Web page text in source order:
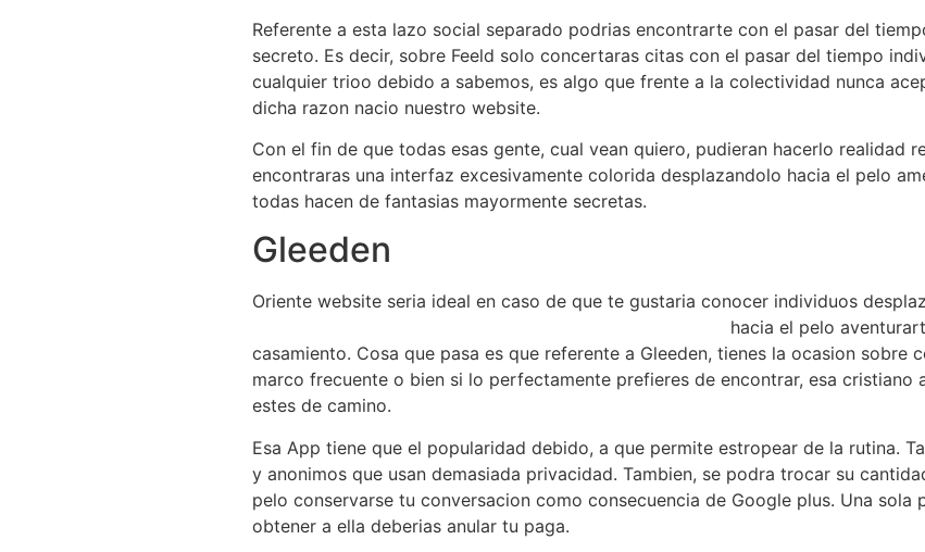
Referente a esta lazo social separado podrias encontrarte con el pasar del
secreto. Es decir, sobre Feeld solo concertaras citas con el pasar del tiempo
cualquier trioo debido a sabemos, es algo que frente a la colectividad nunca
dicha razon nacio nuestro website.
Con el fin de que todas esas gente, cual vean quiero, pudieran hacerlo realidad
encontraras una interfaz excesivamente colorida desplazandolo hacia el pelo
todas hacen de fantasias mayormente secretas.
Gleeden
Oriente website seria ideal en caso de que te gustaria conocer individuos
hacia el pelo
casamiento. Cosa que pasa es que referente a Gleeden, tienes la ocasion sobre
marco frecuente o bien si lo perfectamente prefieres de encontrar, esa cristiano
estes de camino.
Esa App tiene que el popularidad debido, a que permite estropear de la rutina.
y anonimos que usan demasiada privacidad. Tambien, se podra trocar su
pelo conservarse tu conversacion como consecuencia de Google plus. Una
obtener a ella deberias anular tu paga.